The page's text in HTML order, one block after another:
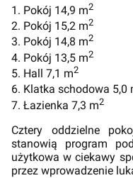
1. Pokój 14,9 m2
2. Pokój 15,2 m2
3. Pokój 14,8 m2
4. Pokój 13,5 m2
5. Hall 7,1 m2
6. Klatka schodowa 5,0
7. Łazienka 7,3 m2
Cztery oddzielne
stanowią program
użytkowa w ciekawy
przez wprowadzenie